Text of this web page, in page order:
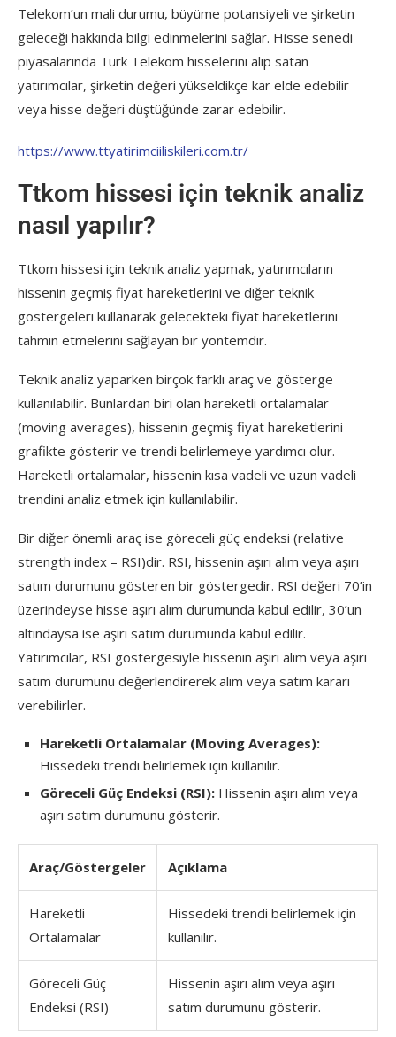
Telekom’un mali durumu, büyüme potansiyeli ve şirketin
geleceği hakkında bilgi edinmelerini sağlar. Hisse senedi
piyasalarında Türk Telekom hisselerini alıp satan
yatırımcılar, şirketin değeri yükseldikçe kar elde edebilir
veya hisse değeri düştüğünde zarar edebilir.
https://www.ttyatirimciiliskileri.com.tr/
Ttkom hissesi için teknik analiz
nasıl yapılır?
Ttkom hissesi için teknik analiz yapmak, yatırımcıların
hissenin geçmiş fiyat hareketlerini ve diğer teknik
göstergeleri kullanarak gelecekteki fiyat hareketlerini
tahmin etmelerini sağlayan bir yöntemdir.
Teknik analiz yaparken birçok farklı araç ve gösterge
kullanılabilir. Bunlardan biri olan hareketli ortalamalar
(moving averages), hissenin geçmiş fiyat hareketlerini
grafikte gösterir ve trendi belirlemeye yardımcı olur.
Hareketli ortalamalar, hissenin kısa vadeli ve uzun vadeli
trendini analiz etmek için kullanılabilir.
Bir diğer önemli araç ise göreceli güç endeksi (relative
strength index – RSI)dir. RSI, hissenin aşırı alım veya aşırı
satım durumunu gösteren bir göstergedir. RSI değeri 70’in
üzerindeyse hisse aşırı alım durumunda kabul edilir, 30’un
altındaysa ise aşırı satım durumunda kabul edilir.
Yatırımcılar, RSI göstergesiyle hissenin aşırı alım veya aşırı
satım durumunu değerlendirerek alım veya satım kararı
verebilirler.
Hareketli Ortalamalar (Moving Averages):
Hissedeki trendi belirlemek için kullanılır.
Göreceli Güç Endeksi (RSI): Hissenin aşırı alım veya
aşırı satım durumunu gösterir.
Araç/Göstergeler Açıklama
Hareketli
Ortalamalar
Hissedeki trendi belirlemek için
kullanılır.
Göreceli Güç
Endeksi (RSI)
Hissenin aşırı alım veya aşırı
satım durumunu gösterir.